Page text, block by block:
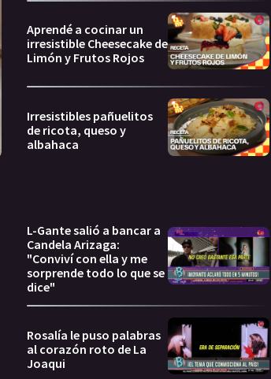
Aprendé a cocinar un
irresistible Cheesecake de
Limón y Frutos Rojos
Irresistibles pañuelitos
de ricota, queso y
albahaca
L-Gante salió a bancar a
Candela Arizaga:
"Conviví con ella y me
sorprende todo lo que se
dice"
Rosalía le puso palabras
al corazón roto de La
Joaqui